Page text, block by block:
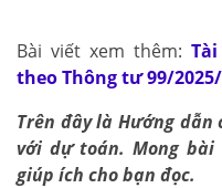
Bài viết xem thêm:
theo Thông tư 99/2025/
Trên đây là Hướng
với dự toán. Mong bài
giúp ích cho bạn đọc.